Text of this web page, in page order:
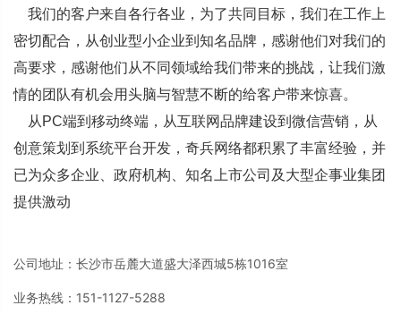
我们的客户来自各行各业，为了共同目标，我们在工作上
密切配合，从创业型小企业到知名品牌，感谢他们对我们的
高要求，感谢他们从不同领域给我们带来的挑战，让我们激
情的团队有机会用头脑与智慧不断的给客户带来惊喜。
从PC端到移动终端，从互联网品牌建设到微信营销，从
创意策划到系统平台开发，奇兵网络都积累了丰富经验，并
已为众多企业、政府机构、知名上市公司及大型企事业集团
提供激动
公司地址：长沙市岳麓大道盛大泽西城5栋1016室
业务热线：151-1127-5288